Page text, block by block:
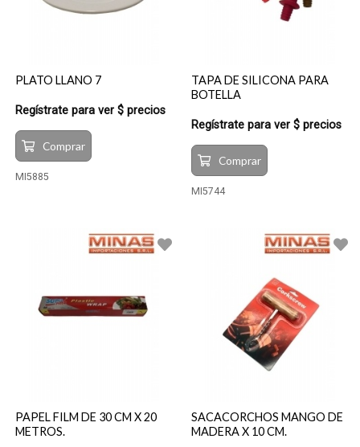
PLATO LLANO 7
Regístrate para ver $ precios
Comprar
MI5885
TAPA DE SILICONA PARA
BOTELLA
Regístrate para ver $ precios
Comprar
MI5744
PAPEL FILM DE 30 CM X 20
METROS.
SACACORCHOS MANGO DE
MADERA X 10 CM.